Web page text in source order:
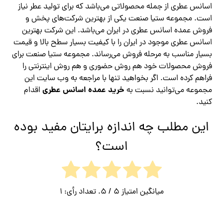
اسانس عطری از جمله محصولاتی می‌باشد که برای تولید عطر نیاز
است. مجموعه ستیا صنعت یکی از بهترین شرکت‌های پخش و
فروش عمده اسانس عطری در ایران می‌باشد. این شرکت بهترین
اسانس عطری موجود در ایران را با کیفیت بسیار سطح بالا و قیمت
بسیار مناسب به مرحله فروش می‌رساند. مجموعه ستیا صنعت برای
فروش محصولات خود هم روش حضوری و هم روش اینترنتی را
فراهم کرده است. اگر بخواهید تنها با مراجعه به وب سایت این
مجموعه می‌توانید نسبت به خرید عمده اسانس عطری اقدام
کنید.
این مطلب چه اندازه برایتان مفید بوده
است؟
میانگین امتیاز 5 / 5. تعداد رأی: 1